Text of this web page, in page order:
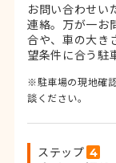
お問い合わせい
連絡。 万が一お
合や、車の大き
望条件に合う駐
※駐車場の現地確
談ください。
ステップ